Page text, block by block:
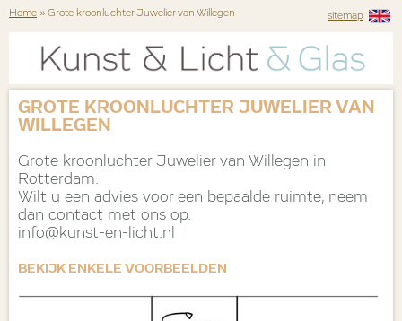
Home » Grote kroonluchter Juwelier van Willegen sitemap
GROTE KROONLUCHTER JUWELIER VAN
WILLEGEN
Grote kroonluchter Juwelier van Willegen in
Rotterdam.
Wilt u een advies voor een bepaalde ruimte, neem
dan contact met ons op.
info@kunst-en-licht.nl
BEKIJK ENKELE VOORBEELDEN